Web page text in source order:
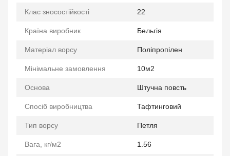
Клас зносостійкості 22
Країна виробник Бельгія
Матеріал ворсу Поліпропілен
Мінімальне замовлення 10м2
Основа Штучна повсть
Спосіб виробництва Тафтинговий
Тип ворсу Петля
Вага, кг/м2 1.56